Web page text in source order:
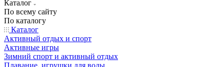
Каталог
По всему сайту
По каталогу
Каталог
Активный отдых и спорт
Активные игры
Зимний спорт и активный отдых
Плавание, игрушки для воды